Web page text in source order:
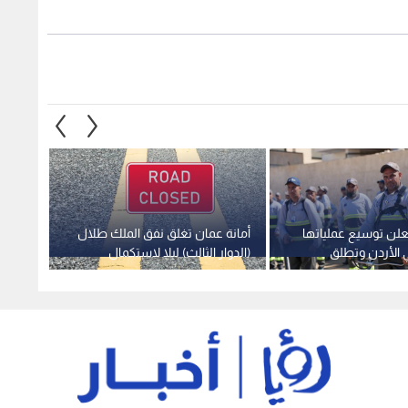
أمانة عمان تغلق نفق الملك طلال
(الدوار الثالث) ليلا لاستكمال
مشروع الإنارة الذكية (LED)
توسيع عملياتها
الأردن وتطلق
بدران